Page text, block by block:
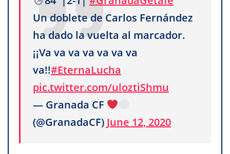
Un doblete de Carlos Fernández
ha dado la vuelta al marcador.
¡¡Va va va va va va va
va!!#EternaLucha
pic.twitter.com/uloztiShmu
— Granada CF
(@GranadaCF) June 12, 2020